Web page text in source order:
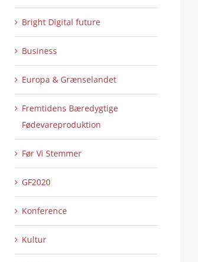
Bright Digital future
Business
Europa & Grænselandet
Fremtidens Bæredygtige
Fødevareproduktion
Før Vi Stemmer
GF2020
Konference
Kultur